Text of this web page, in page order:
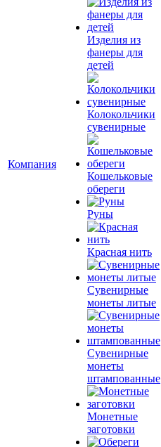
Компания
Изделия из
фанеры для
детей
Колокольчики
сувенирные
Кошельковые
обереги
Руны
Красная нить
Сувенирные
монеты литые
Сувенирные
монеты
штампованные
Монетные
заготовки